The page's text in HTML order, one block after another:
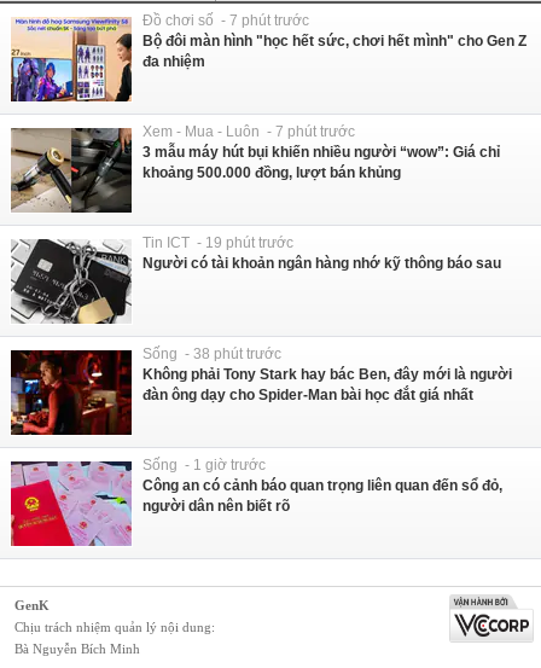
Đồ chơi số - 7 phút trước
Bộ đôi màn hình "học hết sức, chơi hết mình" cho Gen Z
đa nhiệm
Xem - Mua - Luôn - 7 phút trước
3 mẫu máy hút bụi khiến nhiều người “wow”: Giá chỉ
khoảng 500.000 đồng, lượt bán khủng
Tin ICT - 19 phút trước
Người có tài khoản ngân hàng nhớ kỹ thông báo sau
Sống - 38 phút trước
Không phải Tony Stark hay bác Ben, đây mới là người
đàn ông dạy cho Spider-Man bài học đắt giá nhất
Sống - 1 giờ trước
Công an có cảnh báo quan trọng liên quan đến sổ đỏ,
người dân nên biết rõ
GenK
Chịu trách nhiệm quản lý nội dung:
Bà Nguyễn Bích Minh